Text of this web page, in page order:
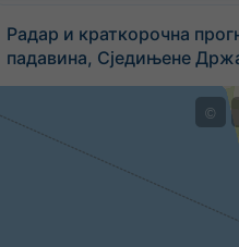
Радар и краткорочна
падавина, Сједињене
©